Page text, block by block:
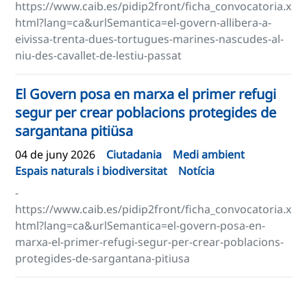
https://www.caib.es/pidip2front/ficha_convocatoria.x
html?lang=ca&urlSemantica=el-govern-allibera-a-
eivissa-trenta-dues-tortugues-marines-nascudes-al-
niu-des-cavallet-de-lestiu-passat
El Govern posa en marxa el primer refugi
segur per crear poblacions protegides de
sargantana pitiüsa
04 de juny 2026 Ciutadania
Medi ambient
Espais naturals i biodiversitat
Notícia
-
https://www.caib.es/pidip2front/ficha_convocatoria.x
html?lang=ca&urlSemantica=el-govern-posa-en-
marxa-el-primer-refugi-segur-per-crear-poblacions-
protegides-de-sargantana-pitiusa